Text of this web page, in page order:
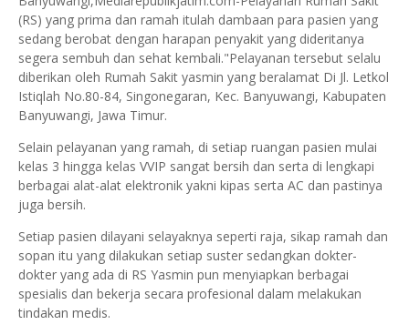
(RS) yang prima dan ramah itulah dambaan para pasien yang
sedang berobat dengan harapan penyakit yang dideritanya
segera sembuh dan sehat kembali."Pelayanan tersebut selalu
diberikan oleh Rumah Sakit yasmin yang beralamat Di Jl. Letkol
Istiqlah No.80-84, Singonegaran, Kec. Banyuwangi, Kabupaten
Banyuwangi, Jawa Timur.
Selain pelayanan yang ramah, di setiap ruangan pasien mulai
kelas 3 hingga kelas VVIP sangat bersih dan serta di lengkapi
berbagai alat-alat elektronik yakni kipas serta AC dan pastinya
juga bersih.
Setiap pasien dilayani selayaknya seperti raja, sikap ramah dan
sopan itu yang dilakukan setiap suster sedangkan dokter-
dokter yang ada di RS Yasmin pun menyiapkan berbagai
spesialis dan bekerja secara profesional dalam melakukan
tindakan medis.